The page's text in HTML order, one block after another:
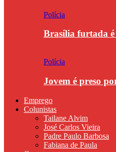
Polícia
Brasília furtada
Polícia
Jovem é preso
Emprego
Colunistas
Tailane Alvim
José Carlos Vieira
Padre Paulo Barbosa
Fabiana de Paula